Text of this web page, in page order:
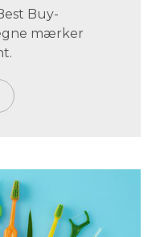
Buy-
mærker